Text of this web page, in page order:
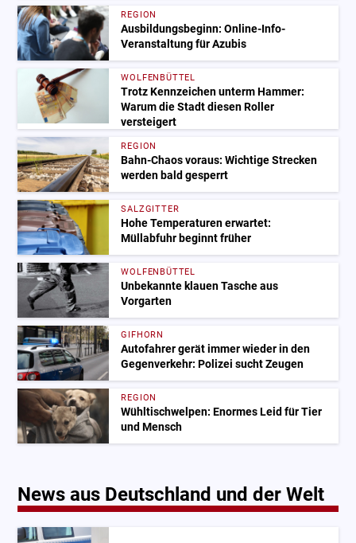
REGION
Ausbildungsbeginn: Online-Info-
Veranstaltung für Azubis
WOLFENBÜTTEL
Trotz Kennzeichen unterm Hammer:
Warum die Stadt diesen Roller
versteigert
REGION
Bahn-Chaos voraus: Wichtige Strecken
werden bald gesperrt
SALZGITTER
Hohe Temperaturen erwartet:
Müllabfuhr beginnt früher
WOLFENBÜTTEL
Unbekannte klauen Tasche aus
Vorgarten
GIFHORN
Autofahrer gerät immer wieder in den
Gegenverkehr: Polizei sucht Zeugen
REGION
Wühltischwelpen: Enormes Leid für Tier
und Mensch
News aus Deutschland und der Welt